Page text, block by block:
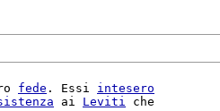
fede . Essi intesero
ai Leviti